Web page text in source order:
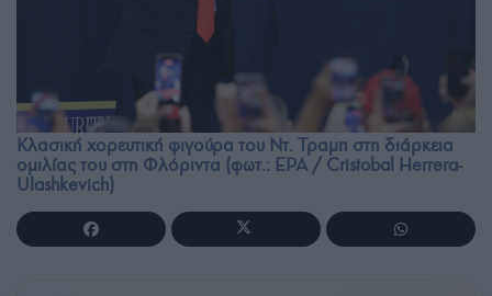
Κλασική χορευτική φιγούρα του Ντ. Τραμπ στη διάρκεια
ομιλίας του στη Φλόριντα (φωτ.: EPA / Cristobal Herrera-
Ulashkevich)